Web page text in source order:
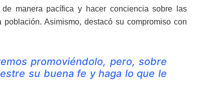
manera pacífica y hacer conciencia sobre las
Asimismo, destacó su compromiso con
promoviéndolo, pero, sobre
su buena fe y haga lo que le